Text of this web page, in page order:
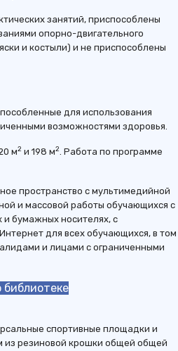
занятий, приспособлены
опорно-двигательного
и костыли) и не приспособлены
для использования
возможностями здоровья.
м2 и 198 м2. Работа по программе
пространство с мультимедийной
и массовой работы обучающихся с
бумажных носителях, с
для всех обучающихся, в том
и лицами с ограниченными
библиотеке
спортивные площадки и
из резиновой крошки общей общей